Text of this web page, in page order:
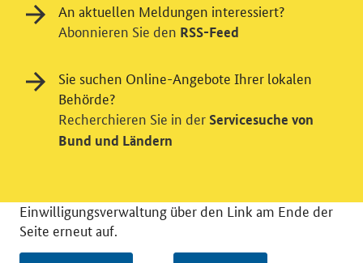
Wir bitten Sie an dieser Stelle um Ihre Einwilligung für
verschiedene Zusatzdienste unserer Webseite: Wir
datenschutzfreundlicher Statistiken verstehen, um
unsere Öffentlichkeitsarbeit zu verbessern. Zusätzlich
können Sie in die Nutzung eines Videodienstes
einwilligen. Nähere Informationen zu allen Diensten
finden Sie, wenn Sie die Pluszeichen rechts aufklappen.
Einwilligungsverwaltung über den Link am Ende der
Seite erneut auf.
An aktuellen Meldungen interessiert?
Abonnieren Sie den RSS-Feed
Sie suchen Online-Angebote Ihrer lokalen
Behörde?
Recherchieren Sie in der Servicesuche von
Bund und Ländern